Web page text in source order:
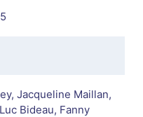
Jacqueline Maillan,
Bideau, Fanny